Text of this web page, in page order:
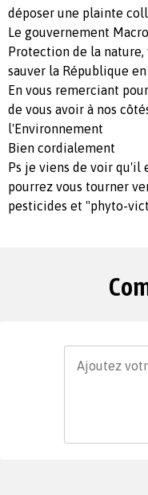
déposer une plainte
Le gouvernement
Protection de la
sauver la République
En vous remerciant
de vous avoir à nos
l'Environnement
Bien cordialement
Ps je viens de voir
pourrez vous tourner
pesticides et "phyto-